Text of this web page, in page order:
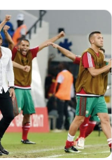
إلكترونيا